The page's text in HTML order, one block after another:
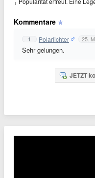
Kommentare
1 Polarlichter 25.
Sehr gelungen.
JETZT